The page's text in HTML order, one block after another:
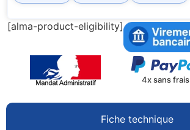
[alma-product-eligibility]
4x sans frais
Fiche technique